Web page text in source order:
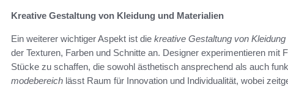
Kreative Gestaltung von Kleidung und Materialien
Ein weiterer wichtiger Aspekt ist die kreative Gestaltung von Kleidung
der Texturen, Farben und Schnitte an. Designer experimentieren mit
Stücke zu schaffen, die sowohl ästhetisch ansprechend als auch
modebereich lässt Raum für Innovation und Individualität, wobei